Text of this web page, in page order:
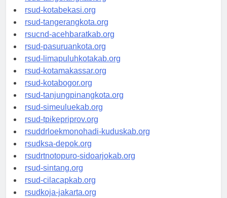
rsud-tangerangkab.org
rsud-kotabekasi.org
rsud-tangerangkota.org
rsucnd-acehbaratkab.org
rsud-pasuruankota.org
rsud-limapuluhkotakab.org
rsud-kotamakassar.org
rsud-kotabogor.org
rsud-tanjungpinangkota.org
rsud-simeuluekab.org
rsud-tpikepriprov.org
rsuddrloekmonohadi-kuduskab.org
rsudksa-depok.org
rsudrtnotopuro-sidoarjokab.org
rsud-sintang.org
rsud-cilacapkab.org